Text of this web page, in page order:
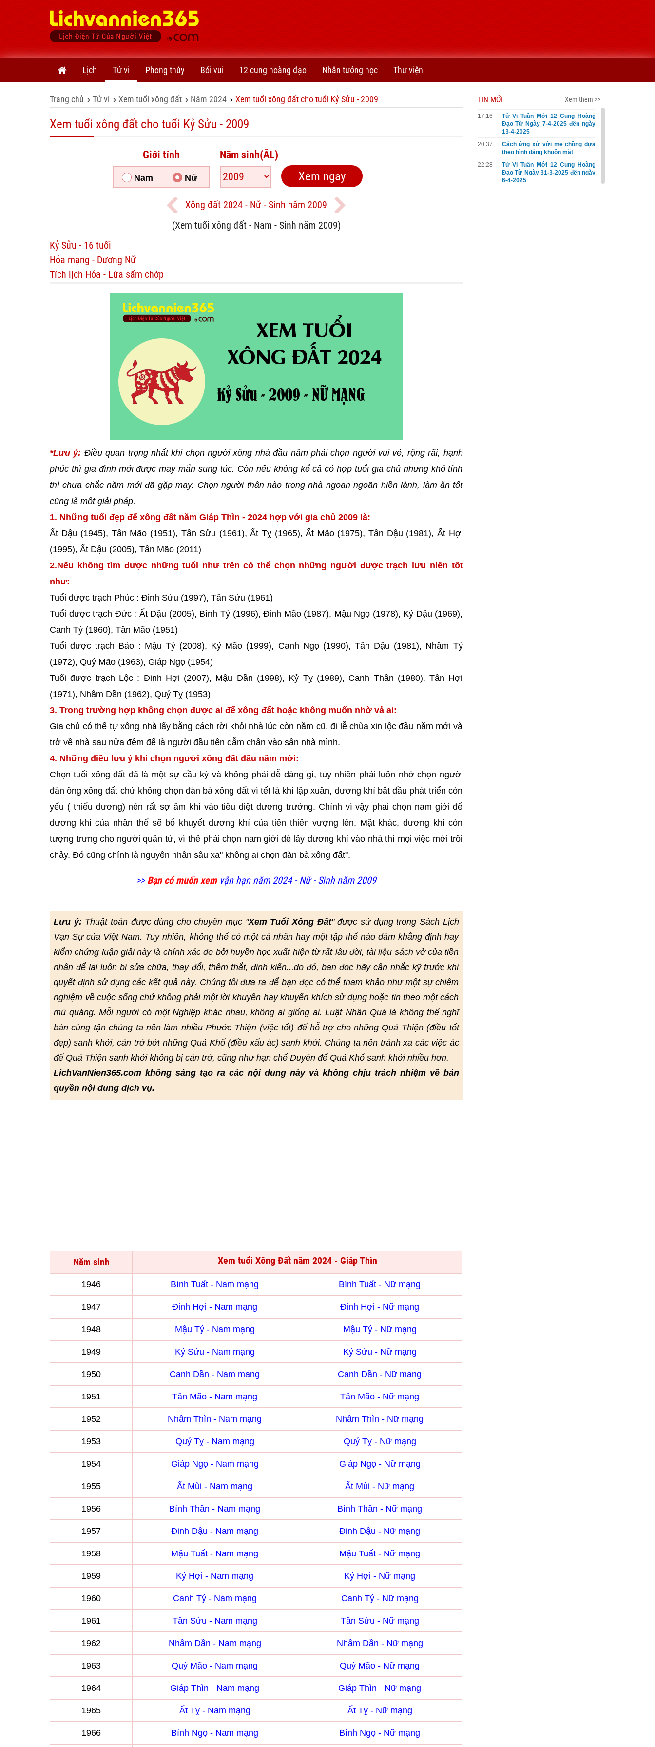
Lịch Tử vi Phong thủy Bói vui 12 cung hoàng đạo Nhân tướng học Thư viện
Trang chủ › Tử vi › Xem tuổi xông đất › Năm 2024 › Xem tuổi xông đất cho tuổi Kỷ Sửu - 2009
Xem tuổi xông đất cho tuổi Kỷ Sửu - 2009
Giới tính
Nam Nữ
Năm sinh(ÂL)
Xông đất 2024 - Nữ - Sinh năm 2009
(Xem tuổi xông đất - Nam - Sinh năm 2009)
Kỷ Sửu - 16 tuổi
Hỏa mạng - Dương Nữ
Tích lịch Hỏa - Lửa sấm chớp
*Lưu ý: Điều quan trọng nhất khi chọn người xông nhà đầu năm phải chọn người vui vẻ, rộng rãi, hạnh
phúc thì gia đình mới được may mắn sung túc. Còn nếu không kể cả có hợp tuổi gia chủ nhưng khó tính
thì chưa chắc năm mới đã gặp may. Chọn người thân nào trong nhà ngoan ngoãn hiền lành, làm ăn tốt
cũng là một giải pháp.
1. Những tuổi đẹp để xông đất năm Giáp Thìn - 2024 hợp với gia chủ 2009 là:
Ất Dậu (1945), Tân Mão (1951), Tân Sửu (1961), Ất Tỵ (1965), Ất Mão (1975), Tân Dậu (1981), Ất Hợi
(1995), Ất Dậu (2005), Tân Mão (2011)
2.Nếu không tìm được những tuổi như trên có thể chọn những người được trạch lưu niên tốt
như:
Tuổi được trạch Phúc : Đinh Sửu (1997), Tân Sửu (1961)
Tuổi được trạch Đức : Ất Dậu (2005), Bính Tý (1996), Đinh Mão (1987), Mậu Ngọ (1978), Kỷ Dậu (1969),
Canh Tý (1960), Tân Mão (1951)
Tuổi được trạch Bảo : Mậu Tý (2008), Kỷ Mão (1999), Canh Ngọ (1990), Tân Dậu (1981), Nhâm Tý
(1972), Quý Mão (1963), Giáp Ngọ (1954)
Tuổi được trạch Lộc : Đinh Hợi (2007), Mậu Dần (1998), Kỷ Tỵ (1989), Canh Thân (1980), Tân Hợi
(1971), Nhâm Dần (1962), Quý Tỵ (1953)
3. Trong trường hợp không chọn được ai để xông đất hoặc không muốn nhờ vả ai:
Gia chủ có thể tự xông nhà lấy bằng cách rời khỏi nhà lúc còn năm cũ, đi lễ chùa xin lộc đầu năm mới và
trở về nhà sau nửa đêm để là người đầu tiên dẫm chân vào sân nhà mình.
4. Những điều lưu ý khi chọn người xông đất đầu năm mới:
Chọn tuổi xông đất đã là một sự cầu kỳ và không phải dễ dàng gì, tuy nhiên phải luôn nhớ chọn người
đàn ông xông đất chứ không chọn đàn bà xông đất vì tết là khí lập xuân, dương khí bắt đầu phát triển còn
yếu ( thiếu dương) nên rất sợ âm khí vào tiêu diệt dương trưởng. Chính vì vậy phải chọn nam giới để
dương khí của nhân thế sẽ bổ khuyết dương khí của tiên thiên vượng lên. Mặt khác, dương khí còn
tượng trưng cho người quân tử, vì thế phải chọn nam giới để lấy dương khí vào nhà thì mọi việc mới trôi
chảy. Đó cũng chính là nguyên nhân sâu xa" không ai chọn đàn bà xông đất".
>> Bạn có muốn xemvận hạn năm 2024 - Nữ - Sinh năm 2009
Lưu ý: Thuật toán được dùng cho chuyên mục "Xem Tuổi Xông Đất" được sử dụng trong Sách Lịch
Vạn Sự của Việt Nam. Tuy nhiên, không thể có một cá nhân hay một tập thể nào dám khẳng định hay
kiểm chứng luận giải này là chính xác do bởi huyền học xuất hiện từ rất lâu đời, tài liệu sách vở của tiền
nhân để lại luôn bị sửa chữa, thay đổi, thêm thắt, định kiến...do đó, bạn đọc hãy cân nhắc kỹ trước khi
quyết định sử dụng các kết quả này. Chúng tôi đưa ra để bạn đọc có thể tham khảo như một sự chiêm
nghiệm về cuộc sống chứ không phải một lời khuyên hay khuyến khích sử dụng hoặc tin theo một cách
mù quáng. Mỗi người có một Nghiệp khác nhau, không ai giống ai. Luật Nhân Quả là không thể nghĩ
bàn cùng tận chúng ta nên làm nhiều Phước Thiện (việc tốt) để hỗ trợ cho những Quả Thiện (điều tốt
đẹp) sanh khởi, cản trở bớt những Quả Khổ (điều xấu ác) sanh khởi. Chúng ta nên tránh xa các việc ác
để Quả Thiện sanh khởi không bị cản trở, cũng như hạn chế Duyên để Quả Khổ sanh khởi nhiều hơn.
LichVanNien365.com không sáng tạo ra các nội dung này và không chịu trách nhiệm về bản
quyền nội dung dịch vụ.
Năm sinh Xem tuổi Xông Đất năm 2024 - Giáp Thìn
1946 Bính Tuất - Nam mạng Bính Tuất - Nữ mạng
1947 Đinh Hợi - Nam mạng Đinh Hợi - Nữ mạng
1948 Mậu Tý - Nam mạng Mậu Tý - Nữ mạng
1949 Kỷ Sửu - Nam mạng Kỷ Sửu - Nữ mạng
1950 Canh Dần - Nam mạng Canh Dần - Nữ mạng
1951 Tân Mão - Nam mạng Tân Mão - Nữ mạng
1952 Nhâm Thìn - Nam mạng Nhâm Thìn - Nữ mạng
1953 Quý Tỵ - Nam mạng Quý Tỵ - Nữ mạng
1954 Giáp Ngọ - Nam mạng Giáp Ngọ - Nữ mạng
1955 Ất Mùi - Nam mạng Ất Mùi - Nữ mạng
1956 Bính Thân - Nam mạng Bính Thân - Nữ mạng
1957 Đinh Dậu - Nam mạng Đinh Dậu - Nữ mạng
1958 Mậu Tuất - Nam mạng Mậu Tuất - Nữ mạng
1959 Kỷ Hợi - Nam mạng Kỷ Hợi - Nữ mạng
1960 Canh Tý - Nam mạng Canh Tý - Nữ mạng
1961 Tân Sửu - Nam mạng Tân Sửu - Nữ mạng
1962 Nhâm Dần - Nam mạng Nhâm Dần - Nữ mạng
1963 Quý Mão - Nam mạng Quý Mão - Nữ mạng
1964 Giáp Thìn - Nam mạng Giáp Thìn - Nữ mạng
1965 Ất Tỵ - Nam mạng Ất Tỵ - Nữ mạng
1966 Bính Ngọ - Nam mạng Bính Ngọ - Nữ mạng
TIN MỚI Xem thêm >>
17:16
Tử Vi Tuần Mới 12 Cung Hoàng
Đạo Từ Ngày 7-4-2025 đến ngày
13-4-2025
20:37
Cách ứng xử với mẹ chồng dựa
theo hình dáng khuôn mặt
22:28
Tử Vi Tuần Mới 12 Cung Hoàng
Đạo Từ Ngày 31-3-2025 đến ngày
6-4-2025